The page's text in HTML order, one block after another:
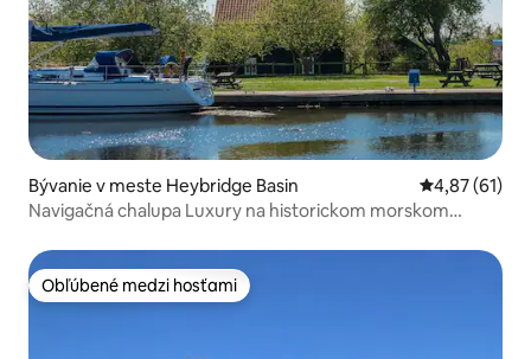
Bývanie v meste Heybridge Basin Priemerné
4,87 (61)
Navigačná chalupa Luxury na historickom morskom
Obľúbené medzi hosťami
Obľúbené medzi hosťami